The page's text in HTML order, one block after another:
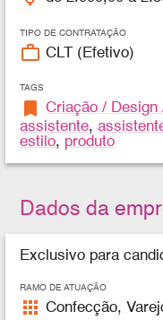
TIPO DE CONTRATAÇÃO
work_outline CLT (Efetivo)
TAGS
bookmark Criação / Design
assistente,
estilo, produto
Dados da
Exclusivo para
RAMO DE ATUAÇÃO
apps Confecção,